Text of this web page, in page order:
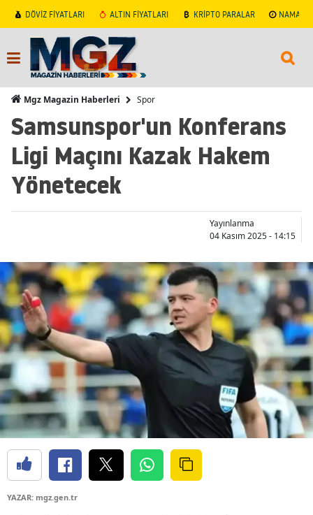
DÖVİZ FİYATLARI ALTIN FİYATLARI KRİPTO PARALAR NAMAZ
Mgz Magazin Haberleri Spor
Samsunspor'un Konferans
Ligi Maçını Kazak Hakem
Yönetecek
Yayınlanma
04 Kasım 2025 - 14:15
YAZAR: mgz.gen.tr